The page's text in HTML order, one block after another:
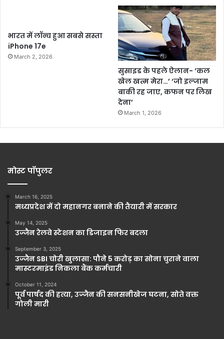
भारत में लॉन्च हुआ सबसे सस्ता
iPhone 17e
March 2, 2026
सुसाइड के पहले ऐलान- ‘कल
खेल खत्म मेरा…’ ‘जो इल्जाम
बाकी रह जाए, कफन पर लिख
देना’
March 1, 2026
मोस्ट पॉपुलर
March 16, 2025
मध्यप्रदेश में दो महानगर बनाने की तैयारी में सरकार
May 14, 2025
उज्जैन रेलवे स्टेशन का डिजाइन फिर बदला
September 3, 2025
उज्जैन SBI चोरी खुलासा: पौने 5 करोड़ का सोना चुराने वाला
मास्टरमाइंड निकला बैंक कर्मचारी
October 11, 2024
पूर्व पार्षद की हत्या, उज्जैन की सनसनीखेज घटना, सोते वक्त
गोली मारी